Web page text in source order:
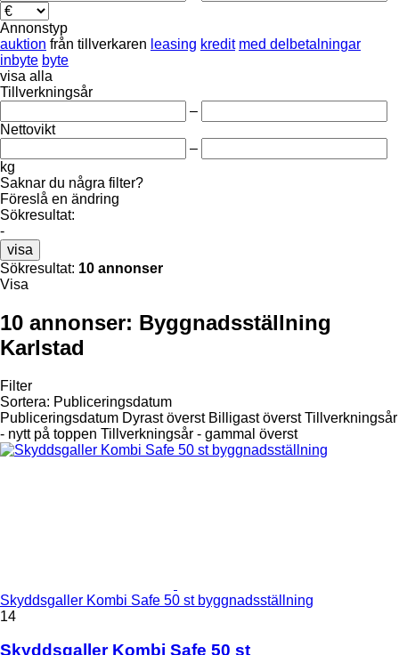
Annonstyp
auktion från tillverkaren leasing kredit med delbetalningar
inbyte byte
visa alla
Tillverkningsår
–
Nettovikt
–
kg
Saknar du några filter?
Föreslå en ändring
Sökresultat:
-
visa
Sökresultat: 10 annonser
Visa
10 annonser: Byggnadsställning
Karlstad
Filter
Sortera: Publiceringsdatum
Publiceringsdatum Dyrast överst Billigast överst Tillverkningsår
- nytt på toppen Tillverkningsår - gammal överst
Skyddsgaller Kombi Safe 50 st byggnadsställning
14
Skyddsgaller Kombi Safe 50 st